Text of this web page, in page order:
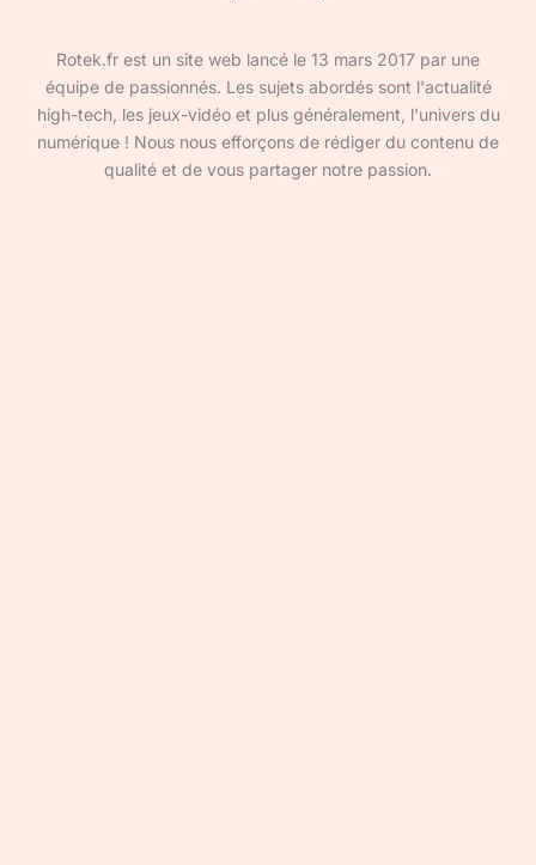
Rotek.fr est un site web lancé le 13 mars 2017 par une
équipe de passionnés. Les sujets abordés sont l'actualité
high-tech, les jeux-vidéo et plus généralement, l'univers du
numérique ! Nous nous efforçons de rédiger du contenu de
qualité et de vous partager notre passion.